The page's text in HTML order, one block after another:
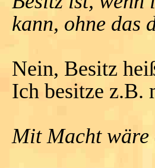
kann, ohne das
Nein, Besitz
Ich besitze z.B.
Mit Macht wäre